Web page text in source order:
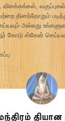
விளக்கங்கள்,
தினந்தோறும்
அல்லது
கோடு ஸ்கேன்